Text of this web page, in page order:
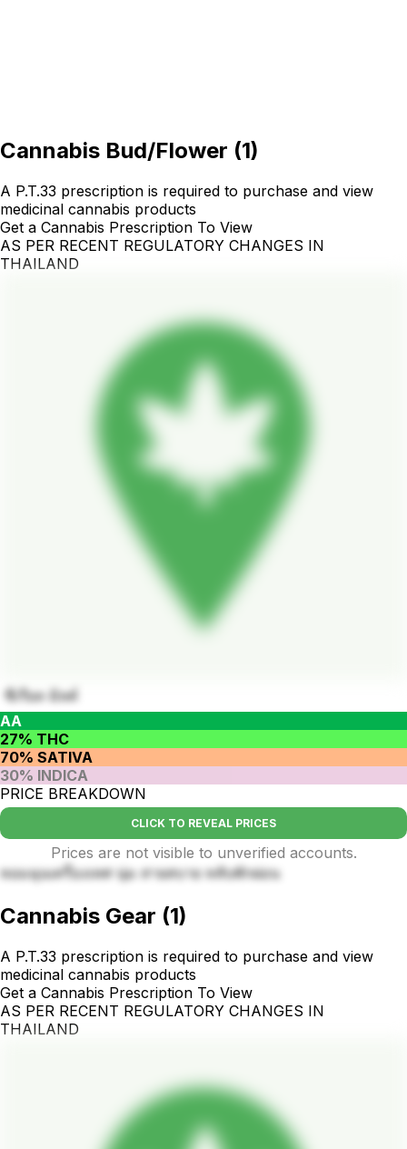
Cannabis Bud/Flower (1)
A P.T.33 prescription is required to purchase and view
medicinal cannabis products
Get a Cannabis Prescription To View
AS PER RECENT REGULATORY CHANGES IN
THAILAND
ซีเรียล มิลค์
AA
27% THC
70% SATIVA
30% INDICA
PRICE BREAKDOWN
CLICK TO REVEAL PRICES
Prices are not visible to unverified accounts.
หอมฉุนเครื่องเทศ นุ่ม สายสบาย หลับพักผ่อน
Cannabis Gear (1)
A P.T.33 prescription is required to purchase and view
medicinal cannabis products
Get a Cannabis Prescription To View
AS PER RECENT REGULATORY CHANGES IN
THAILAND